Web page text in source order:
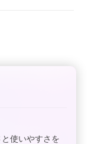
使いやすさを